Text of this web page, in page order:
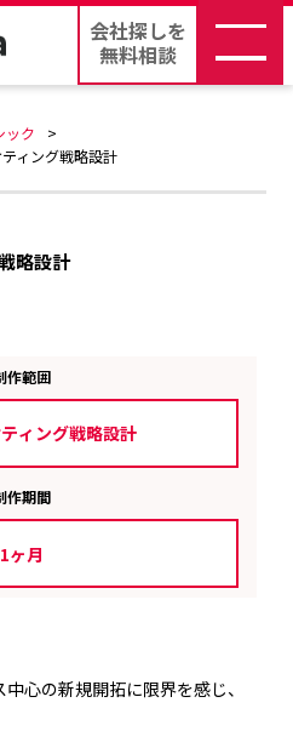
会社探しを
無料相談
ック
ィング戦略設計
略設計
作範囲
ィング戦略設計
作期間
1ヶ月
心の新規開拓に限界を感じ、